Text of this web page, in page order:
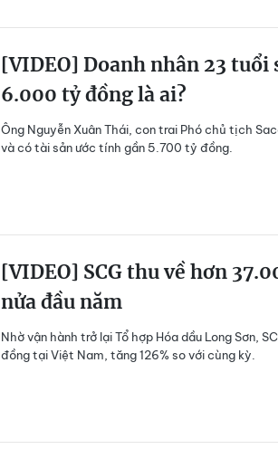
[VIDEO] Doanh nhân 23 tuổi
6.000 tỷ đồng là ai?
Ông Nguyễn Xuân Thái, con trai Phó chủ tịch
và có tài sản ước tính gần 5.700 tỷ đồng.
[VIDEO] SCG thu về hơn
nửa đầu năm
Nhờ vận hành trở lại Tổ hợp Hóa dầu Long Sơn,
đồng tại Việt Nam, tăng 126% so với cùng kỳ.